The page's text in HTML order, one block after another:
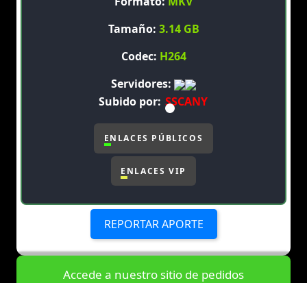
Tamaño: 3.14 GB
Codec: H264
Servidores:
Subido por: SSCANY
ENLACES PÚBLICOS
ENLACES VIP
REPORTAR APORTE
Accede a nuestro sitio de pedidos